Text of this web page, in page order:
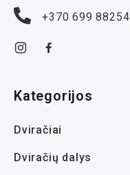
+370 699 88254
Kategorijos
Dviračiai
Dviračių dalys